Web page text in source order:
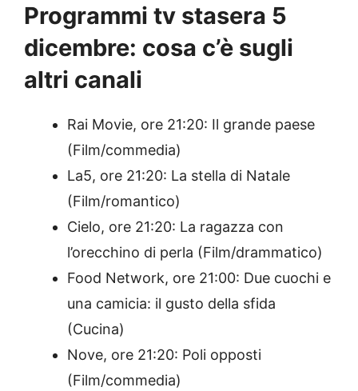
Programmi tv stasera 5
dicembre: cosa c’è sugli
altri canali
Rai Movie, ore 21:20: Il grande paese
(Film/commedia)
La5, ore 21:20: La stella di Natale
(Film/romantico)
Cielo, ore 21:20: La ragazza con
l’orecchino di perla (Film/drammatico)
Food Network, ore 21:00: Due cuochi e
una camicia: il gusto della sfida
(Cucina)
Nove, ore 21:20: Poli opposti
(Film/commedia)